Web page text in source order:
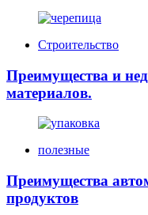
Строительство
Преимущества и
материалов.
полезные
Преимущества
продуктов